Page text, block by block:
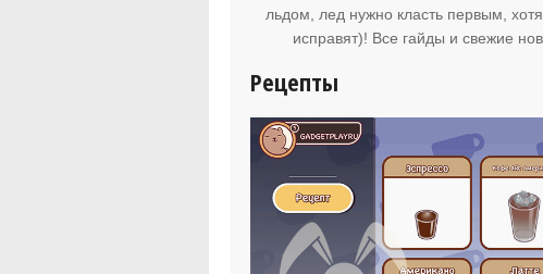
льдом, лед нужно класть первым,
исправят)! Все гайды и свежие
Рецепты